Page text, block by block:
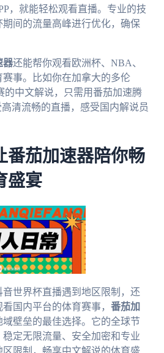
，就能轻松观看直播。专业的技
间的流量高峰进行优化，确保
器还能帮你观看欧洲杯、NBA、
事。比如你在加拿大的多伦
的中文解说，只需用番茄加速腾
清流畅的直播，感受国内解说员
番茄加速器陪你畅
盛宴
世界杯直播遇到地区限制，还
国内平台的体育赛事， 番茄加
壁垒的最佳选择。它的全球节
定无限流量、安全加密和专业